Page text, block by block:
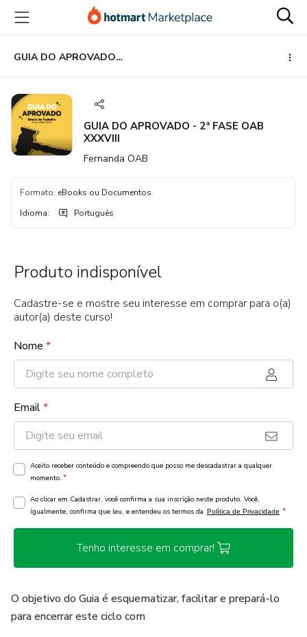
para
conteúdo
principal
para
pagamento
para
rodapé
GUIA DO APROVADO - 2ª FASE OAB XXXVIII
GUIA DO APROVADO - 2ª FASE OAB
XXXVIII
Fernanda OAB
Formato: eBooks ou Documentos
Idioma: Português
Produto indisponível
Cadastre-se e mostre seu interesse em comprar para o(a)
autor(a) deste curso!
Nome *
Email*
Aceito receber conteúdo e compreendo que posso me descadastrar a qualquer
momento. *
Ao clicar em Cadastrar, você confirma a sua inscrição neste produto. Você,
igualmente, confirma que leu, e entendeu os termos da Política de Privacidade *
Tenho interesse em comprar!
O objetivo do Guia é esquematizar, facilitar e prepará-lo
para encerrar este ciclo com